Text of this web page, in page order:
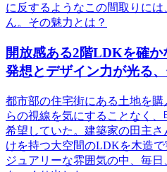
に反するようなこの間取りに
ん。その魅力とは？
開放感ある2階LDKを確
発想とデザイン力が光る
都市部の住宅街にある土地を
らの視線を気にすることなく
希望していた。建築家の田主
けを持つ大空間のLDKを木造
ジュアリーな雰囲気の中、毎